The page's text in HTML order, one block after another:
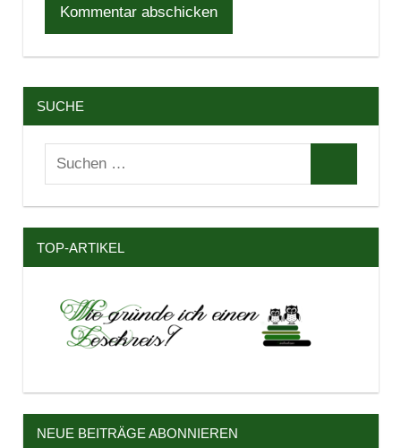
SUCHE
Suchen
TOP-ARTIKEL
NEUE BEITRÄGE ABONNIEREN